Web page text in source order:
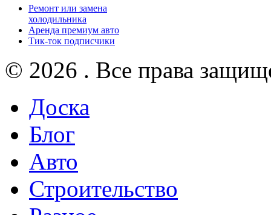
Ремонт или замена
холодильника
Аренда премиум авто
Тик-ток подписчики
© 2026 . Все права
Доска
Блог
Авто
Строительство